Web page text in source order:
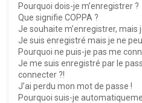
Pourquoi dois-je m’enregistrer ?
Que signifie COPPA ?
Je souhaite m’enregistrer, mais
Je suis enregistré mais je ne
Pourquoi ne puis-je pas me
Je me suis enregistré par le
connecter ?!
J’ai perdu mon mot de passe !
Pourquoi suis-je